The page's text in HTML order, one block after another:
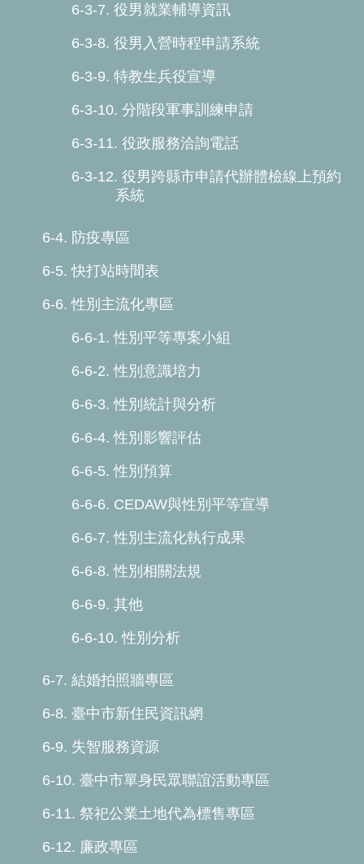
6-3-7. 役男就業輔導資訊
6-3-8. 役男入營時程申請系統
6-3-9. 特教生兵役宣導
6-3-10. 分階段軍事訓練申請
6-3-11. 役政服務洽詢電話
6-3-12. 役男跨縣市申請代辦體檢線上預約
系統
6-4. 防疫專區
6-5. 快打站時間表
6-6. 性別主流化專區
6-6-1. 性別平等專案小組
6-6-2. 性別意識培力
6-6-3. 性別統計與分析
6-6-4. 性別影響評估
6-6-5. 性別預算
6-6-6. CEDAW與性別平等宣導
6-6-7. 性別主流化執行成果
6-6-8. 性別相關法規
6-6-9. 其他
6-6-10. 性別分析
6-7. 結婚拍照牆專區
6-8. 臺中市新住民資訊網
6-9. 失智服務資源
6-10. 臺中市單身民眾聯誼活動專區
6-11. 祭祀公業土地代為標售專區
6-12. 廉政專區